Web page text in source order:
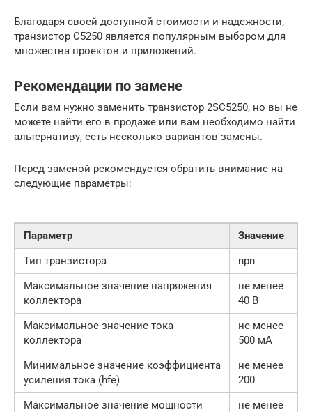
Благодаря своей доступной стоимости и надежности,
транзистор C5250 является популярным выбором для
множества проектов и приложений.
Рекомендации по замене
Если вам нужно заменить транзистор 2SC5250, но вы не
можете найти его в продаже или вам необходимо найти
альтернативу, есть несколько вариантов замены.
Перед заменой рекомендуется обратить внимание на
следующие параметры:
Параметр
Значение
Тип транзистора
npn
Максимальное значение напряжения
коллектора
не менее
40 В
Максимальное значение тока
коллектора
не менее
500 мА
Минимальное значение коэффициента
усиления тока (hfe)
не менее
200
Максимальное значение мощности
не менее